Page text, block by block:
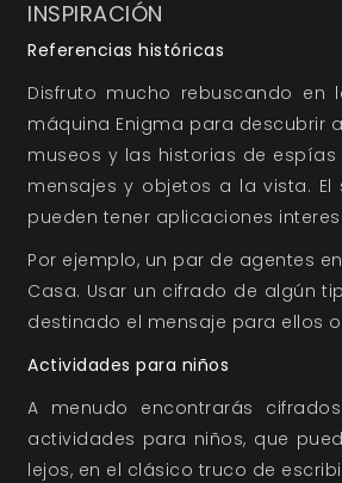
INSPIRACIÓN
Referencias históricas
Disfruto mucho rebuscando en
máquina Enigma para descubrir
museos y las historias de
mensajes y objetos a la vista.
pueden tener aplicaciones
Por ejemplo, un par de agentes
Casa. Usar un cifrado de algún
destinado el mensaje para ellos
Actividades para niños
A menudo encontrarás
actividades para niños, que
lejos, en el clásico truco de